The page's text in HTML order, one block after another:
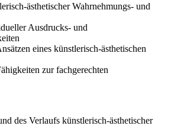
ästhetischer Wahrnehmungs- und
Ausdrucks- und
eines künstlerisch-ästhetischen
zur fachgerechten
des Verlaufs künstlerisch-ästhetischer